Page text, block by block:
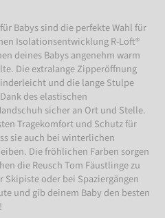
Babys sind die perfekte Wahl für
Isolationsentwicklung R-Loft®
deines Babys angenehm warm
Die extralange Zipperöffnung
und die lange Stulpe
des elastischen
sicher an Ort und Stelle.
Tragekomfort und Schutz für
sie auch bei winterlichen
Die fröhlichen Farben sorgen
die Reusch Tom Fäustlinge zu
oder bei Spaziergängen
und gib deinem Baby den besten